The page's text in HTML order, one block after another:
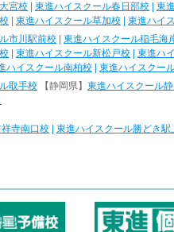
宮校 東進ハイスクール春日部校 東
東進ハイスクール草加校 東進ハイ
市川駅前校 東進ハイスクール稲毛海
東進ハイスクール新松戸校 東進ハ
ハイスクール南柏校
東進ハイスクー
取手校 【静岡県】 東進ハイスクール
寺南口校 東進ハイスクール勝どき駅